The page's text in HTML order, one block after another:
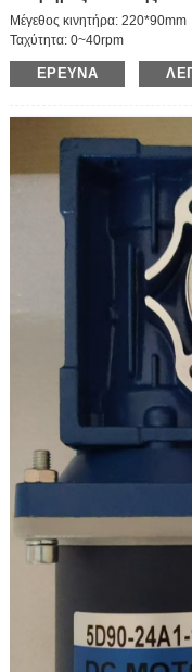
Μέγεθος κινητήρα: 220*90mm
Ταχύτητα: 0~40rpm
Τάση: 220V
Ισχύς: 120W
Ταχύτητα άξονα: 0~40rpm
Ρεύμα: 0,87A
Μέγιστη ροπή: 180KG.CM
Μέγεθος εξερχόμενου άξονα:
Ρύθμιση ταχύτητας:
Αναστρέψιμη περιστροφή: Ναι
ΈΡΕΥΝΑ